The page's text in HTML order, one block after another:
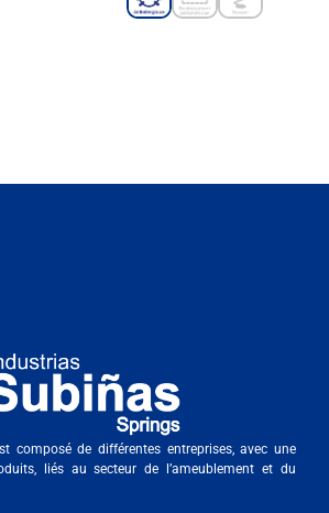
composé de différentes entreprises, avec une
liés au secteur de l’ameublement et du